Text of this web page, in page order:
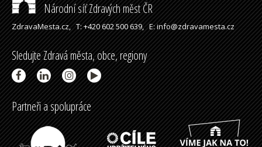
Národní síť Zdravých měst ČR
ZdravaMesta.cz,T: +420 602 500 639,E: info@zdravamesta.cz
Sledujte Zdravá města, obce, regiony
Partneři a spolupráce